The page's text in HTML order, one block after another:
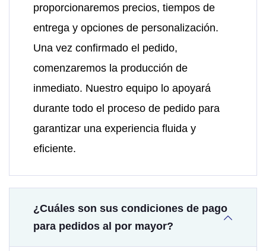
proporcionaremos precios, tiempos de
entrega y opciones de personalización.
Una vez confirmado el pedido,
comenzaremos la producción de
inmediato. Nuestro equipo lo apoyará
durante todo el proceso de pedido para
garantizar una experiencia fluida y
eficiente.
¿Cuáles son sus condiciones de pago
para pedidos al por mayor?